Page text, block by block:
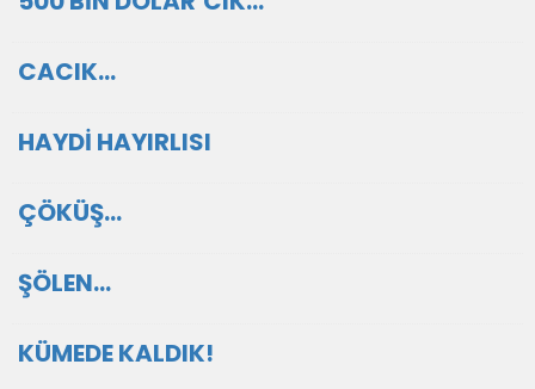
CACIK…
HAYDİ HAYIRLISI
ÇÖKÜŞ…
ŞÖLEN…
KÜMEDE KALDIK!